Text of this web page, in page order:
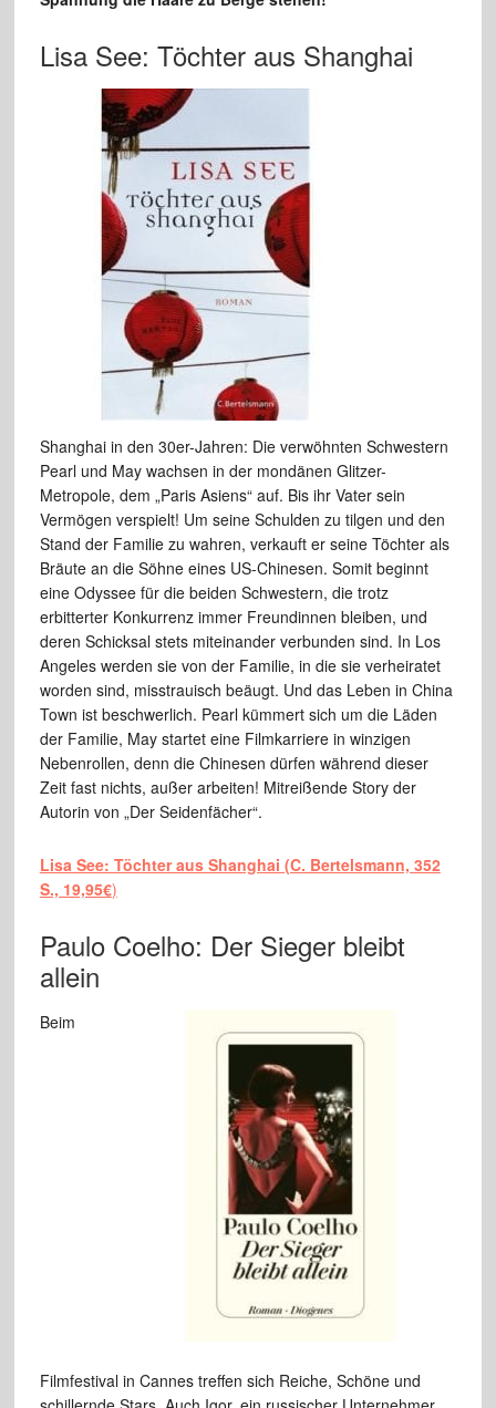
Lisa See: Töchter aus Shanghai
Shanghai in den 30er-Jahren: Die verwöhnten Schwestern
Pearl und May wachsen in der mondänen Glitzer-
Metropole, dem „Paris Asiens“ auf. Bis ihr Vater sein
Vermögen verspielt! Um seine Schulden zu tilgen und den
Stand der Familie zu wahren, verkauft er seine Töchter als
Bräute an die Söhne eines US-Chinesen. Somit beginnt
eine Odyssee für die beiden Schwestern, die trotz
erbitterter Konkurrenz immer Freundinnen bleiben, und
deren Schicksal stets miteinander verbunden sind. In Los
Angeles werden sie von der Familie, in die sie verheiratet
worden sind, misstrauisch beäugt. Und das Leben in China
Town ist beschwerlich. Pearl kümmert sich um die Läden
der Familie, May startet eine Filmkarriere in winzigen
Nebenrollen, denn die Chinesen dürfen während dieser
Zeit fast nichts, außer arbeiten! Mitreißende Story der
Autorin von „Der Seidenfächer“.
Lisa See: Töchter aus Shanghai (C. Bertelsmann, 352
S., 19,95€)
Paulo Coelho: Der Sieger bleibt
allein
Beim
Filmfestival in Cannes treffen sich Reiche, Schöne und